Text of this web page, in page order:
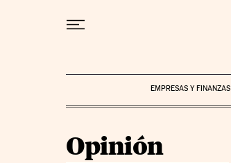
EMPRESAS Y FINANZAS
Opinión